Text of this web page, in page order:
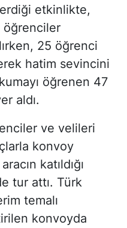
etkinlikte,
öğrenciler
25 öğrenci
hatim sevincini
öğrenen 47
aldı.
ve velileri
konvoy
katıldığı
tur attı. Türk
temalı
konvoyda